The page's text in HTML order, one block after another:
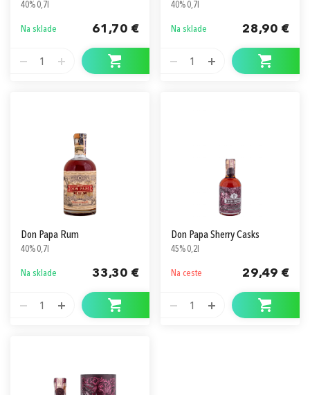
40% 0,7l
Na sklade 61,70 €
1
40% 0,7l
Na sklade 28,90 €
1
Don Papa Rum
40% 0,7l
Na sklade 33,30 €
1
Don Papa Sherry Casks
45% 0,2l
Na ceste 29,49 €
1